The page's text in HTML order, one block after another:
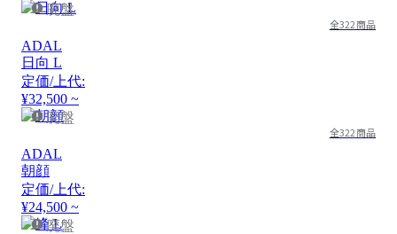
廃盤
全322商品
ADAL
日向 L
定価/上代:
¥32,500 ~
廃盤
全322商品
ADAL
朝顔
定価/上代:
¥24,500 ~
廃盤